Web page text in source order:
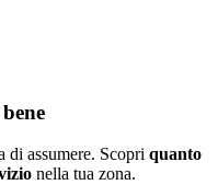
di assumere. Scopri quanto
nella tua zona.